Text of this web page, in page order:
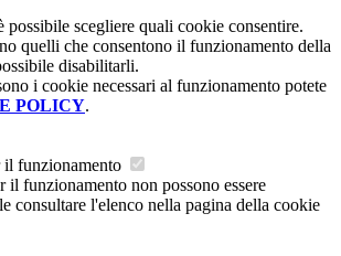
possibile scegliere quali cookie consentire.
quelli che consentono il funzionamento della
disabilitarli.
i cookie necessari al funzionamento potete
POLICY.
il funzionamento
il funzionamento non possono essere
consultare l'elenco nella pagina della cookie